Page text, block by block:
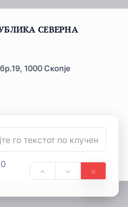
СЕВЕРНА
1000 Скопје